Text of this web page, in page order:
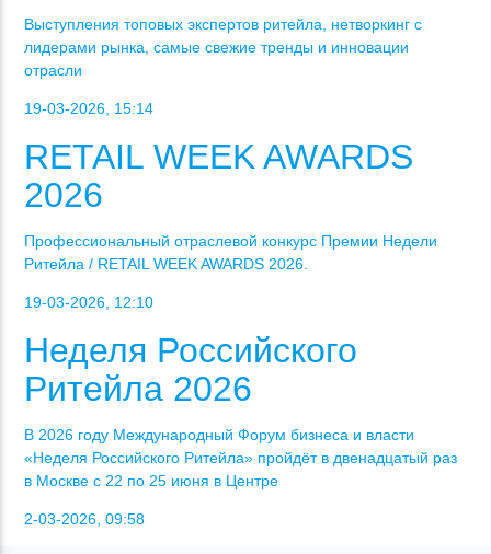
Выступления топовых экспертов ритейла, нетворкинг с
лидерами рынка, самые свежие тренды и инновации
отрасли
19-03-2026, 15:14
RETAIL WEEK AWARDS
2026
Профессиональный отраслевой конкурс Премии Недели
Ритейла / RETAIL WEEK AWARDS 2026.
19-03-2026, 12:10
Неделя Российского
Ритейла 2026
В 2026 году Международный Форум бизнеса и власти
«Неделя Российского Ритейла» пройдёт в двенадцатый раз
в Москве с 22 по 25 июня в Центре
2-03-2026, 09:58